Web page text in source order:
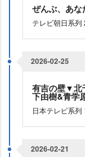
ぜんぶ、あ
テレビ朝日系
2026-02-25
有吉の壁▼北
下由樹&青学
日本テレビ系
2026-02-21